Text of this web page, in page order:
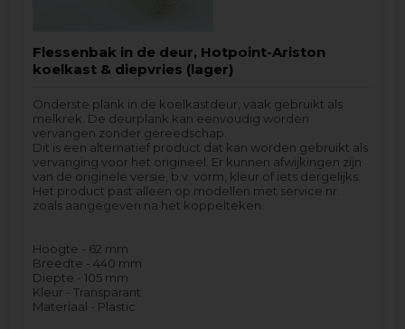
Flessenbak in de deur, Hotpoint-Ariston
koelkast & diepvries (lager)
Onderste plank in de koelkastdeur, vaak gebruikt als
melkrek. De deurplank kan eenvoudig worden
vervangen zonder gereedschap.
Dit is een alternatief product dat kan worden gebruikt als
vervanging voor het origineel. Er kunnen afwijkingen zijn
van de originele versie, b.v. vorm, kleur of iets dergelijks.
Het product past alleen op modellen met service nr.
zoals aangegeven na het koppelteken.
Hoogte - 62 mm
Breedte - 440 mm
Diepte - 105 mm
Kleur - Transparant
Materiaal - Plastic